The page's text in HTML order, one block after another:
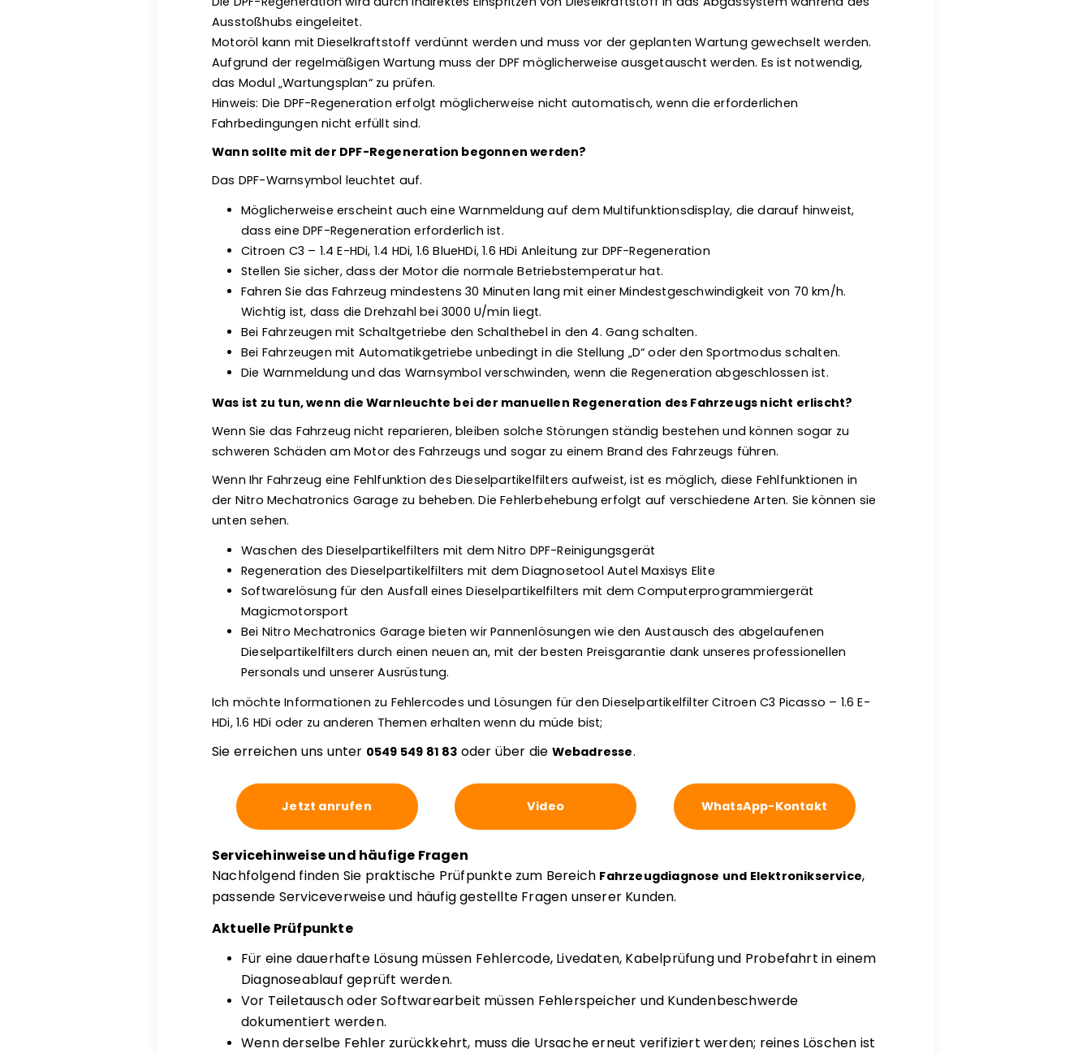
Ausstoßhubs eingeleitet.
Motoröl kann mit Dieselkraftstoff verdünnt werden und muss vor der geplanten Wartung gewechselt werden.
Aufgrund der regelmäßigen Wartung muss der DPF möglicherweise ausgetauscht werden. Es ist notwendig,
das Modul „Wartungsplan“ zu prüfen.
Hinweis: Die DPF-Regeneration erfolgt möglicherweise nicht automatisch, wenn die erforderlichen
Fahrbedingungen nicht erfüllt sind.
Wann sollte mit der DPF-Regeneration begonnen werden?
Das DPF-Warnsymbol leuchtet auf.
Möglicherweise erscheint auch eine Warnmeldung auf dem Multifunktionsdisplay, die darauf hinweist,
dass eine DPF-Regeneration erforderlich ist.
Citroen C3 – 1.4 E-HDi, 1.4 HDi, 1.6 BlueHDi, 1.6 HDi Anleitung zur DPF-Regeneration
Stellen Sie sicher, dass der Motor die normale Betriebstemperatur hat.
Fahren Sie das Fahrzeug mindestens 30 Minuten lang mit einer Mindestgeschwindigkeit von 70 km/h.
Wichtig ist, dass die Drehzahl bei 3000 U/min liegt.
Bei Fahrzeugen mit Schaltgetriebe den Schalthebel in den 4. Gang schalten.
Bei Fahrzeugen mit Automatikgetriebe unbedingt in die Stellung „D“ oder den Sportmodus schalten.
Die Warnmeldung und das Warnsymbol verschwinden, wenn die Regeneration abgeschlossen ist.
Was ist zu tun, wenn die Warnleuchte bei der manuellen Regeneration des Fahrzeugs nicht erlischt?
Wenn Sie das Fahrzeug nicht reparieren, bleiben solche Störungen ständig bestehen und können sogar zu
schweren Schäden am Motor des Fahrzeugs und sogar zu einem Brand des Fahrzeugs führen.
Wenn Ihr Fahrzeug eine Fehlfunktion des Dieselpartikelfilters aufweist, ist es möglich, diese Fehlfunktionen in
der Nitro Mechatronics Garage zu beheben. Die Fehlerbehebung erfolgt auf verschiedene Arten. Sie können sie
unten sehen.
Waschen des Dieselpartikelfilters mit dem Nitro DPF-Reinigungsgerät
Regeneration des Dieselpartikelfilters mit dem Diagnosetool Autel Maxisys Elite
Softwarelösung für den Ausfall eines Dieselpartikelfilters mit dem Computerprogrammiergerät
Magicmotorsport
Bei Nitro Mechatronics Garage bieten wir Pannenlösungen wie den Austausch des abgelaufenen
Dieselpartikelfilters durch einen neuen an, mit der besten Preisgarantie dank unseres professionellen
Personals und unserer Ausrüstung.
Ich möchte Informationen zu Fehlercodes und Lösungen für den Dieselpartikelfilter Citroen C3 Picasso – 1.6 E-
HDi, 1.6 HDi oder zu anderen Themen erhalten wenn du müde bist;
Sie erreichen uns unter 0549 549 81 83 oder über die Webadresse.
Jetzt anrufen Video WhatsApp-Kontakt
Servicehinweise und häufige Fragen
Nachfolgend finden Sie praktische Prüfpunkte zum Bereich Fahrzeugdiagnose und Elektronikservice,
passende Serviceverweise und häufig gestellte Fragen unserer Kunden.
Aktuelle Prüfpunkte
Für eine dauerhafte Lösung müssen Fehlercode, Livedaten, Kabelprüfung und Probefahrt in einem
Diagnoseablauf geprüft werden.
Vor Teiletausch oder Softwarearbeit müssen Fehlerspeicher und Kundenbeschwerde
dokumentiert werden.
Wenn derselbe Fehler zurückkehrt, muss die Ursache erneut verifiziert werden; reines Löschen ist